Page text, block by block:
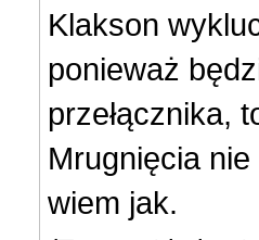
Klakson
ponieważ
przełącznika,
Mrugnięcia nie
wiem jak.